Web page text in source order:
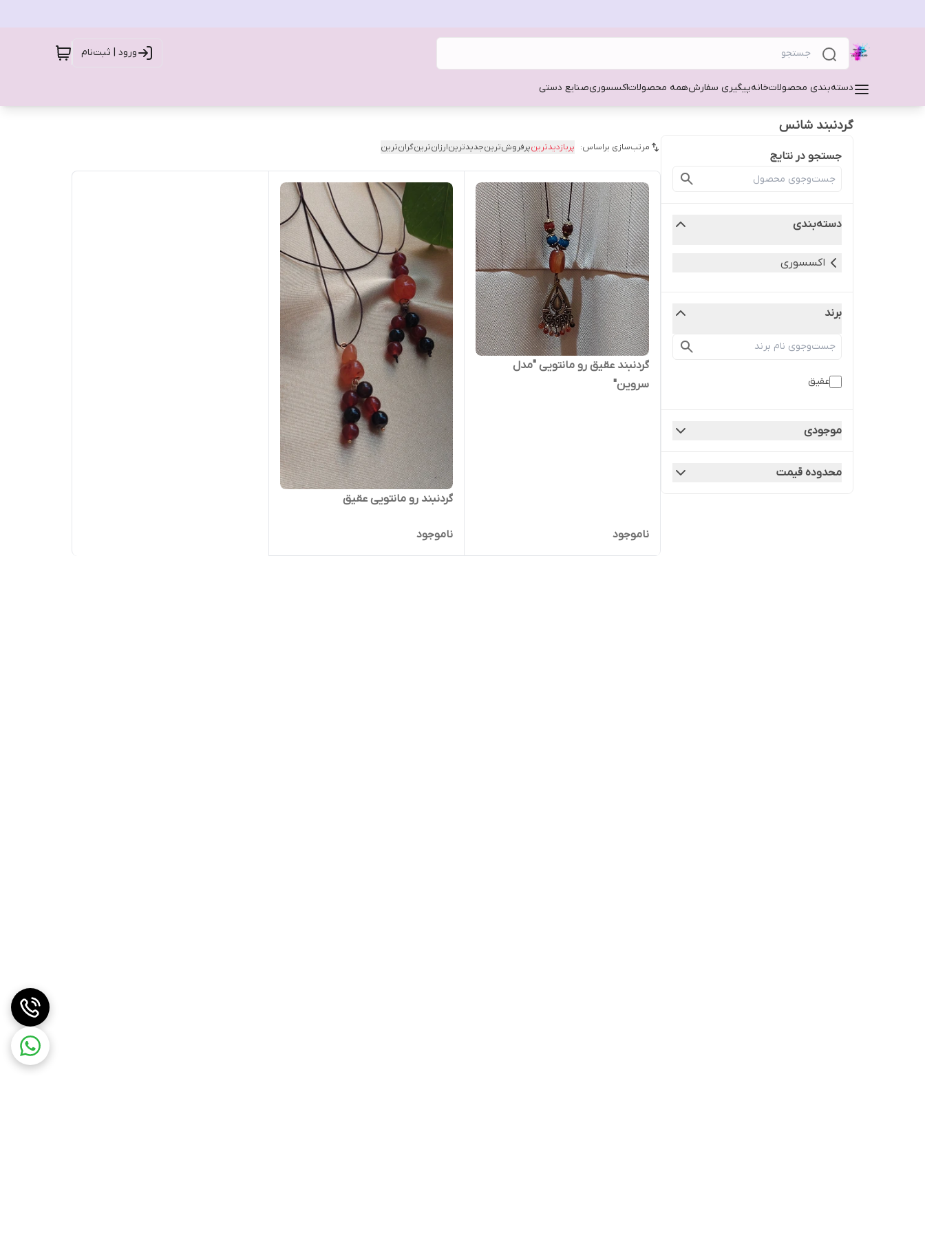
ورود | ثبت‌نام
دسته‌بندی محصولاتخانهپیگیری سفارشهمه محصولاتاکسسوریصنایع دستی
گردنبند شانس
جستجو در نتایج
دسته‌بندی
اکسسوری
برند
عقیق
موجودی
محدوده قیمت
مرتب‌سازی براساس: پربازدیدترینپرفروش‌ترینجدیدترینارزان‌ترینگران‌ترین
گردنبند عقیق رو مانتویی "مدل
سروین"
ناموجود
گردنبند رو مانتویی عقیق
ناموجود